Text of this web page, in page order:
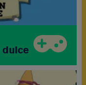
dulce